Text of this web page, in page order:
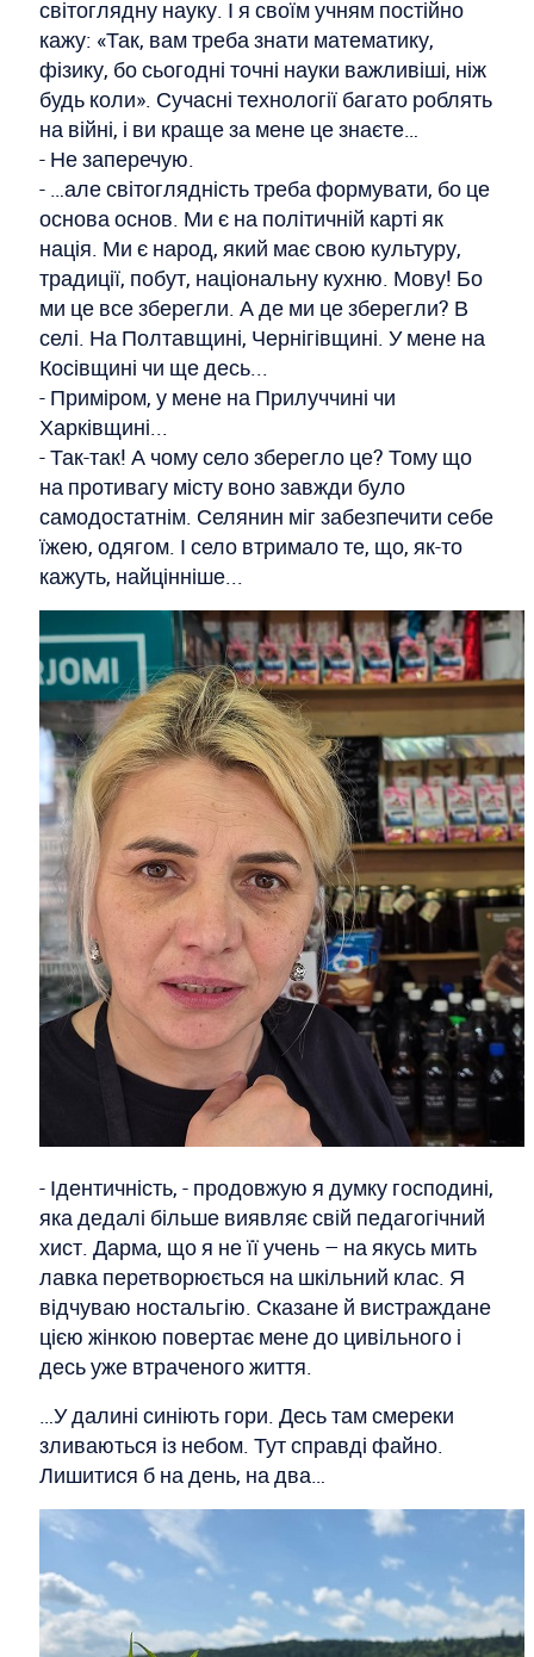
світоглядну науку. І я своїм учням постійно
кажу: «Так, вам треба знати математику,
фізику, бо сьогодні точні науки важливіші, ніж
будь коли». Сучасні технології багато роблять
на війні, і ви краще за мене це знаєте…
- Не заперечую.
- …але світоглядність треба формувати, бо це
основа основ. Ми є на політичній карті як
нація. Ми є народ, який має свою культуру,
традиції, побут, національну кухню. Мову! Бо
ми це все зберегли. А де ми це зберегли? В
селі. На Полтавщині, Чернігівщині. У мене на
Косівщині чи ще десь...
- Приміром, у мене на Прилуччині чи
Харківщині...
- Так-так! А чому село зберегло це? Тому що
на противагу місту воно завжди було
самодостатнім. Селянин міг забезпечити себе
їжею, одягом. І село втримало те, що, як-то
кажуть, найцінніше...
- Ідентичність, - продовжую я думку господині,
яка дедалі більше виявляє свій педагогічний
хист. Дарма, що я не її учень – на якусь мить
лавка перетворюється на шкільний клас. Я
відчуваю ностальгію. Сказане й вистраждане
цією жінкою повертає мене до цивільного і
десь уже втраченого життя.
…У далині синіють гори. Десь там смереки
зливаються із небом. Тут справді файно.
Лишитися б на день, на два…